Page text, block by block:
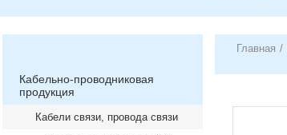
Кабельно-проводниковая
продукция
Кабели связи, провода связи
Главная /